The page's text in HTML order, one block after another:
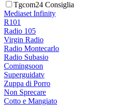
Tgcom24 Consiglia
Mediaset Infinity
R101
Radio 105
Virgin Radio
Radio Montecarlo
Radio Subasio
Comingsoon
Superguidatv
Zuppa di Porro
Non Sprecare
Cotto e Mangiato